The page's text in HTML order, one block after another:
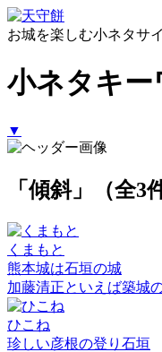
お城を楽しむ小ネタサ
小ネタキー
▼
「傾斜」（全3
くまもと
熊本城は石垣の城
加藤清正といえば築城
ひこね
珍しい彦根の登り石垣